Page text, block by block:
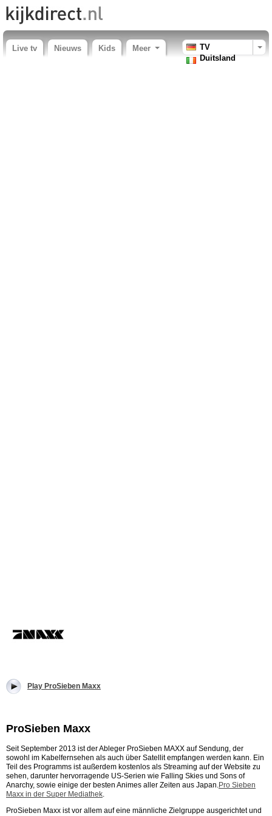
Live tv Nieuws Kids Meer
TV
Duitsland
Play ProSieben Maxx
ProSieben Maxx
Seit September 2013 ist der Ableger ProSieben MAXX auf Sendung, der
sowohl im Kabelfernsehen als auch über Satellit empfangen werden kann. Ein
Teil des Programms ist außerdem kostenlos als Streaming auf der Website zu
sehen, darunter hervorragende US-Serien wie Falling Skies und Sons of
Anarchy, sowie einige der besten Animes aller Zeiten aus Japan.Pro Sieben
Maxx in der Super Mediathek.
ProSieben Maxx ist vor allem auf eine männliche Zielgruppe ausgerichtet und